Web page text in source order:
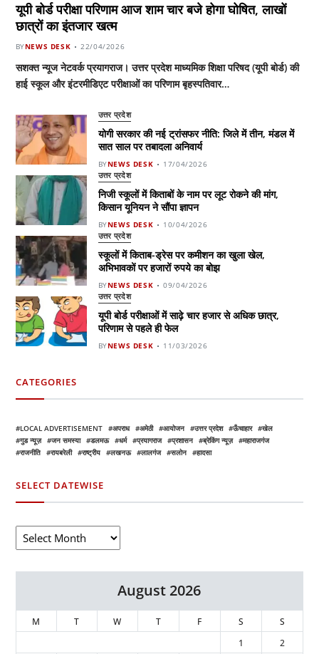
यूपी बोर्ड परीक्षा परिणाम आज शाम चार बजे होगा घोषित, लाखों
छात्रों का इंतजार खत्म
BYNEWS DESK 22/04/2026
सशक्त न्यूज नेटवर्क प्रयागराज। उत्तर प्रदेश माध्यमिक शिक्षा परिषद (यूपी बोर्ड) की
हाई स्कूल और इंटरमीडिएट परीक्षाओं का परिणाम बृहस्पतिवार…
उत्तर प्रदेश
योगी सरकार की नई ट्रांसफर नीति: जिले में तीन, मंडल में
सात साल पर तबादला अनिवार्य
BYNEWS DESK 17/04/2026
उत्तर प्रदेश
निजी स्कूलों में किताबों के नाम पर लूट रोकने की मांग,
किसान यूनियन ने सौंपा ज्ञापन
BYNEWS DESK 10/04/2026
उत्तर प्रदेश
स्कूलों में किताब-ड्रेस पर कमीशन का खुला खेल,
अभिभावकों पर हजारों रुपये का बोझ
BYNEWS DESK 09/04/2026
उत्तर प्रदेश
यूपी बोर्ड परीक्षाओं में साढ़े चार हजार से अधिक छात्र,
परिणाम से पहले ही फेल
BYNEWS DESK 11/03/2026
CATEGORIES
LOCAL ADVERTISEMENT अपराध अमेठी आयोजन उत्तर प्रदेश ऊँचाहार
खेल
गुड न्यूज़
जन समस्या डलमऊ धर्म प्रयागराज प्रशासन ब्रेकिंग न्यूज़
महाराजगंज
राजनीति
रायबरेली राष्ट्रीय लखनऊ लालगंज सलोन हादसा
SELECT DATEWISE
August 2026
M T W T F S
S
1
2